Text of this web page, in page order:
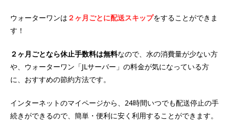
ウォーターワンは ２ヶ月ごとに配送スキップをすることができま
す！
２ヶ月ごとなら休止手数料は無料なので、水の消費量が少ない方
や、ウォーターワン「JLサーバー」の料金が気になっている方
に、おすすめの節約方法です。
インターネットのマイページから、24時間いつでも配送停止の手
続きができるので、簡単・便利に安く利用することができます。